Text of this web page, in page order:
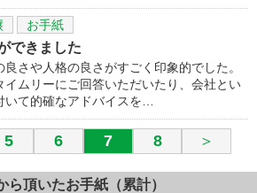
お手紙
できました
さや人格の良さがすごく印象的でした。
イムリーにご回答いただいたり、会社とい
いて的確なアドバイスを…
5 6 7 8 ＞
ら頂いたお手紙（累計）